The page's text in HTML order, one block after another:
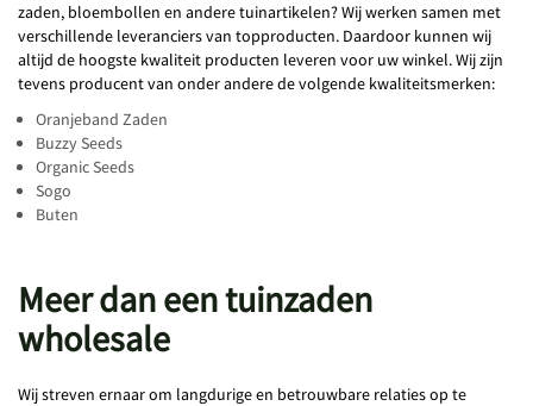
zaden, bloembollen en andere tuinartikelen? Wij werken samen met
verschillende leveranciers van topproducten. Daardoor kunnen wij
altijd de hoogste kwaliteit producten leveren voor uw winkel. Wij zijn
tevens producent van onder andere de volgende kwaliteitsmerken:
Oranjeband Zaden
Buzzy Seeds
Organic Seeds
Sogo
Buten
Meer dan een tuinzaden
wholesale
Wij streven ernaar om langdurige en betrouwbare relaties op te